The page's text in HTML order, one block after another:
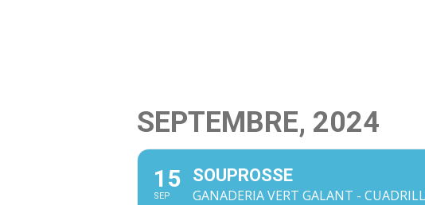
SEPTEMBRE, 2024
15
SEP
SOUPROSSE
GANADERIA VERT GALANT -